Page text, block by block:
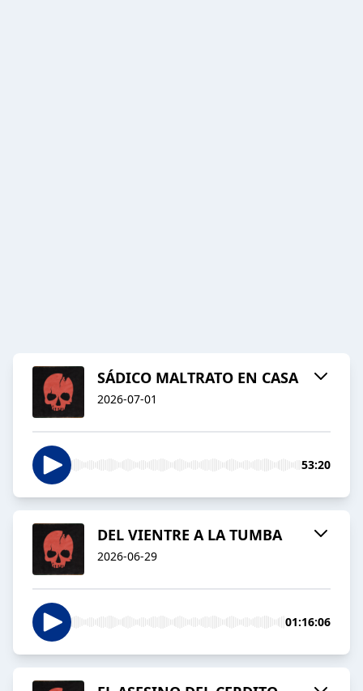
SÁDICO MALTRATO EN CASA
2026-07-01
53:20
DEL VIENTRE A LA TUMBA
2026-06-29
01:16:06